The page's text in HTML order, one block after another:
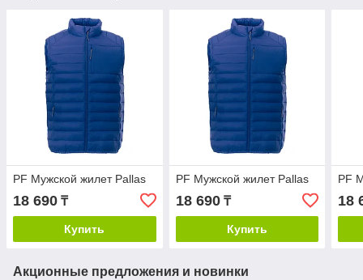
PF Мужской жилет Pallas
18 690 ₸
Купить
PF Мужской жилет Pallas
18 690₸
Купить
PF
18
Акционные предложения и новинки